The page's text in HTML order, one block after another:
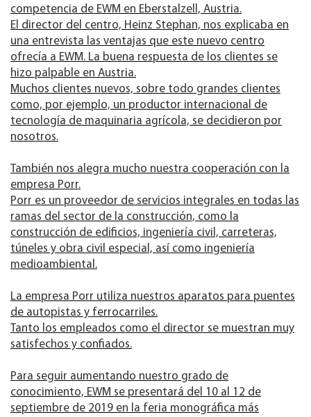
competencia de EWM en Eberstalzell, Austria.
El director del centro, Heinz Stephan, nos explicaba en
una entrevista las ventajas que este nuevo centro
ofrecía a EWM. La buena respuesta de los clientes se
hizo palpable en Austria.
Muchos clientes nuevos, sobre todo grandes clientes
como, por ejemplo, un productor internacional de
tecnología de maquinaria agrícola, se decidieron por
nosotros.
También nos alegra mucho nuestra cooperación con la
empresa Porr.
Porr es un proveedor de servicios integrales en todas las
ramas del sector de la construcción, como la
construcción de edificios, ingeniería civil, carreteras,
túneles y obra civil especial, así como ingeniería
medioambiental.
La empresa Porr utiliza nuestros aparatos para puentes
de autopistas y ferrocarriles.
Tanto los empleados como el director se muestran muy
satisfechos y confiados.
Para seguir aumentando nuestro grado de
conocimiento, EWM se presentará del 10 al 12 de
septiembre de 2019 en la feria monográfica más